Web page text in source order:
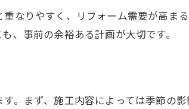
ム中断リスクを減らすスケジューリン
対策でリフォーム時期を賢く選ぶコツ
とのリフォーム費用の目安を知る
ム費用は築年数でどう変わるのか
なりやすく、リフォーム需要が高ま
、事前の余裕ある計画が大切です。
。まず、施工内容によっては季節の